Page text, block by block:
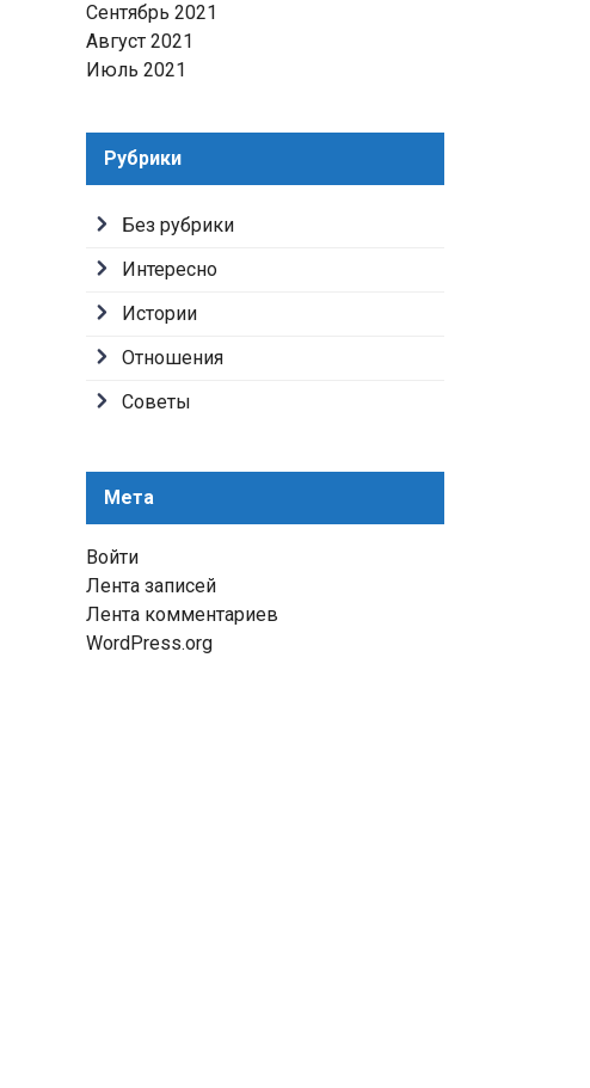
Сентябрь 2021
Август 2021
Июль 2021
Рубрики
Без рубрики
Интересно
Истории
Отношения
Советы
Мета
Войти
Лента записей
Лента комментариев
WordPress.org